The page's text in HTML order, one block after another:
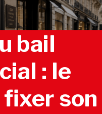
bail
: le
son